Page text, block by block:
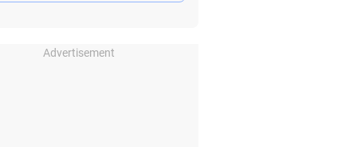
Advertisement